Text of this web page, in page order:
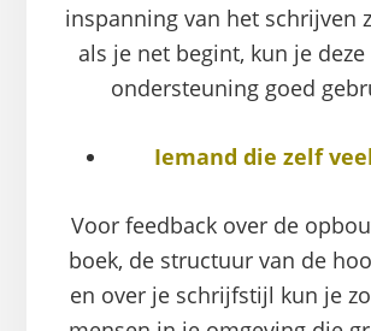
inspanning van het schrijven
als je net begint, kun je
ondersteuning goed
Iemand die zelf
Voor feedback over de
boek, de structuur van de
en over je schrijfstijl kun je